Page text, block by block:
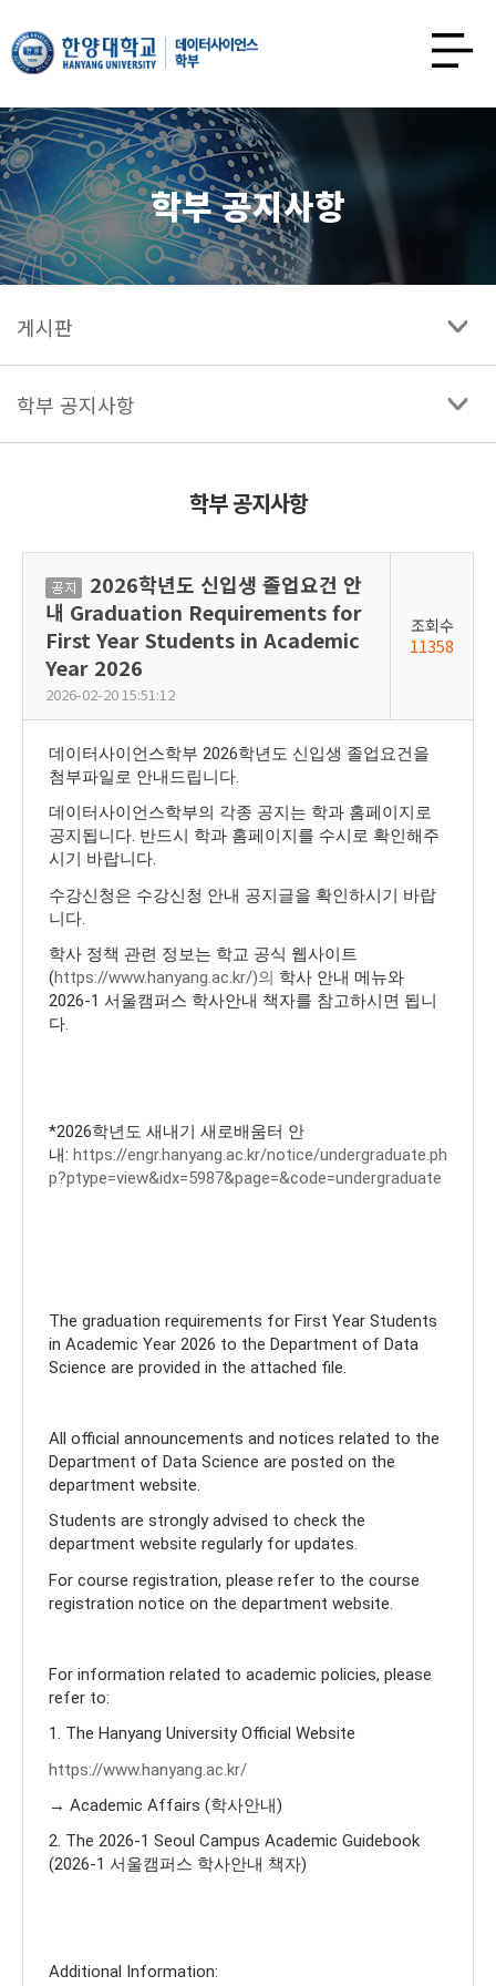
한양대학교
데이터사이언스학과
열기
학부 공지사항
게시판
학부 공지사항
학부 공지사항
공
지
2026학년도 신입생 졸업요건 안
내 Graduation Requirements for
First Year Students in Academic
Year 2026
2026-02-20 15:51:12
조회수
11358
데이터사이언스학부 2026학년도 신입생 졸업요건을
첨부파일로 안내드립니다.
데이터사이언스학부의 각종 공지는 학과 홈페이지로
공지됩니다. 반드시 학과 홈페이지를 수시로 확인해주
시기 바랍니다.
수강신청은 수강신청 안내 공지글을 확인하시기 바랍
니다.
학사 정책 관련 정보는 학교 공식 웹사이트
(https://www.hanyang.ac.kr/)의 학사 안내 메뉴와
2026-1 서울캠퍼스 학사안내 책자를 참고하시면 됩니
다.
*2026학년도 새내기 새로배움터 안
내: https://engr.hanyang.ac.kr/notice/undergraduate.ph
p?ptype=view&idx=5987&page=&code=undergraduate
The graduation requirements for First Year Students
in Academic Year 2026 to the Department of Data
Science are provided in the attached file.
All official announcements and notices related to the
Department of Data Science are posted on the
department website.
Students are strongly advised to check the
department website regularly for updates.
For course registration, please refer to the course
registration notice on the department website.
For information related to academic policies, please
refer to:
1. The Hanyang University Official Website
https://www.hanyang.ac.kr/
→ Academic Affairs (학사안내)
2. The 2026-1 Seoul Campus Academic Guidebook
(2026-1 서울캠퍼스 학사안내 책자)
Additional Information: